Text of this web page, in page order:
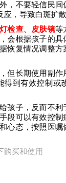
，不要轻信民
，导致白斑扩散
检查、 皮肤镜等
会根据孩子的
恢复情况调整
但长期使用副
到有效控制或
孩子，反而不
段可以有效控
心态，按照医
购买和使用